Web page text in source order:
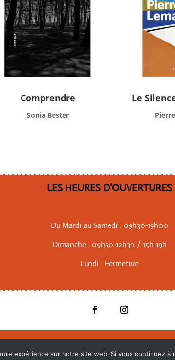
Comprendre
Sonia Bester
Le
LES HEURES D’OUVERTURES
Du Mardi au Samedi : 09h30-19h00
Dimanche : 09h30-12h30 / 15h-19h
Lundi : Fermeture
Politique
expérience sur notre site web. Si vous continuez